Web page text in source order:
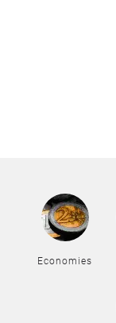
Economies